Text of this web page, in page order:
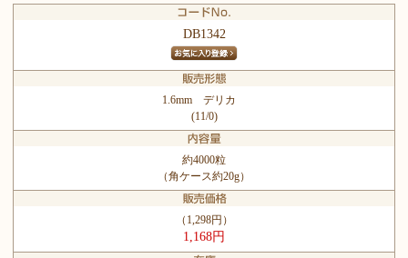
DB1342
1.6mm デリカ
(11/0)
約4000粒
（角ケース約20g）
（1,298円）
1,168円